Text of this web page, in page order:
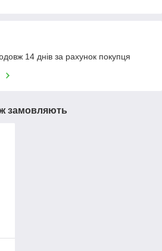
14 днів за рахунок покупця
замовляють